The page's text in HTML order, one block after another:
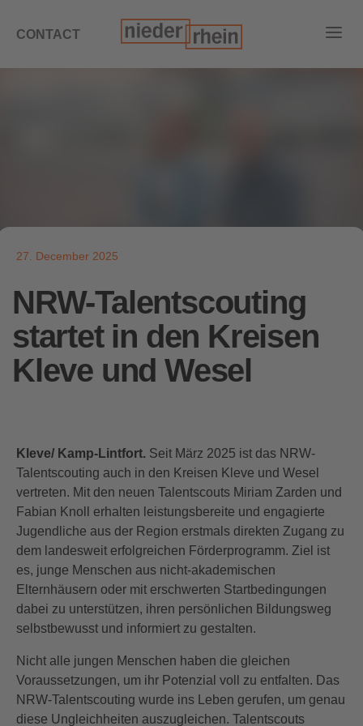
CONTACT
27. December 2025
NRW-Talentscouting
startet in den Kreisen
Kleve und Wesel
Kleve/ Kamp-Lintfort. Seit März 2025 ist das NRW-
Talentscouting auch in den Kreisen Kleve und Wesel
vertreten. Mit den neuen Talentscouts Miriam Zarden und
Fabian Knoll erhalten leistungsbereite und engagierte
Jugendliche aus der Region erstmals direkten Zugang zu
dem landesweit erfolgreichen Förderprogramm. Ziel ist
es, junge Menschen aus nicht-akademischen
Elternhäusern oder mit erschwerten Startbedingungen
dabei zu unterstützen, ihren persönlichen Bildungsweg
selbstbewusst und informiert zu gestalten.
Nicht alle jungen Menschen haben die gleichen
Voraussetzungen, um ihr Potenzial voll zu entfalten. Das
NRW-Talentscouting wurde ins Leben gerufen, um genau
diese Ungleichheiten auszugleichen. Talentscouts